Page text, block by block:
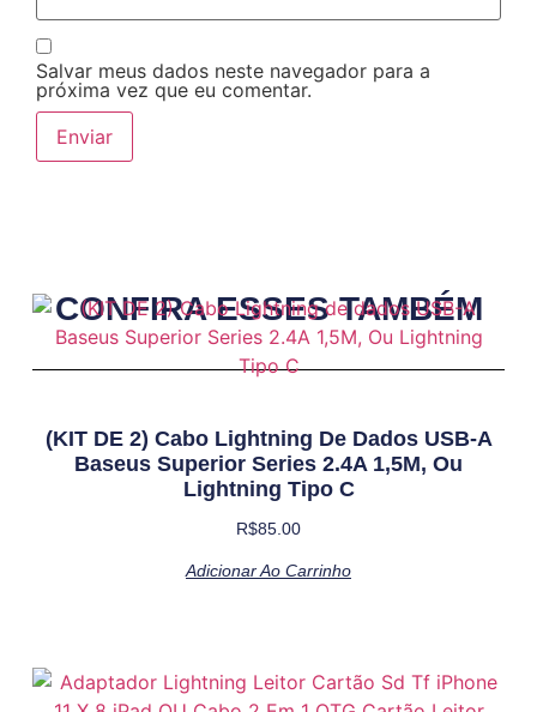
Salvar meus dados neste navegador para a
próxima vez que eu comentar.
CONFIRA ESSES TAMBÉM
(KIT DE 2) Cabo Lightning De Dados USB-A
Baseus Superior Series 2.4A 1,5M, Ou
Lightning Tipo C
R$85.00
Adicionar Ao Carrinho